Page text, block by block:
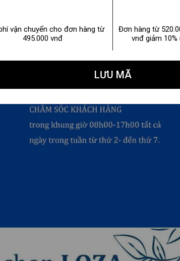
vận chuyển cho đơn hàng từ
495.000 vnđ
Đơn hàng từ
vnđ giảm
LƯU MÃ